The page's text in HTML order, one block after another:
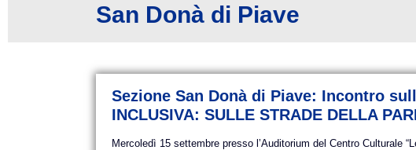
San Donà di Piave
Sezione San Donà di Piave: Incontro
INCLUSIVA: SULLE STRADE DELLA
Mercoledì 15 settembre presso l’Auditorium del Centro Culturale